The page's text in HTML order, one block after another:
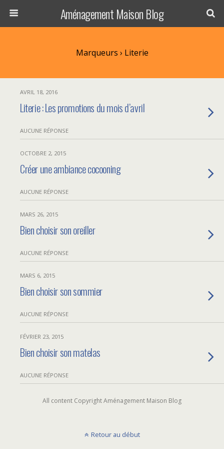
Aménagement Maison Blog
Marqueurs › Literie
AVRIL 18, 2016
Literie : Les promotions du mois d’avril
AUCUNE RÉPONSE
OCTOBRE 2, 2015
Créer une ambiance cocooning
AUCUNE RÉPONSE
MARS 26, 2015
Bien choisir son oreiller
AUCUNE RÉPONSE
MARS 6, 2015
Bien choisir son sommier
AUCUNE RÉPONSE
FÉVRIER 23, 2015
Bien choisir son matelas
AUCUNE RÉPONSE
All content Copyright Aménagement Maison Blog
Retour au début